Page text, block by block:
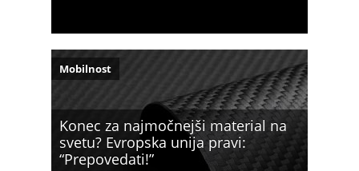
Konec za najmočnejši material na
svetu? Evropska unija pravi:
“Prepovedati!”
Mobilnost